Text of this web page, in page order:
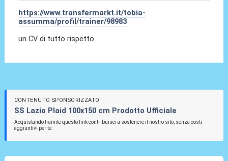
https://www.transfermarkt.it/tobia-
assumma/profil/trainer/98983
un CV di tutto rispetto
CONTENUTO SPONSORIZZATO
SS Lazio Plaid 100x150 cm Prodotto Ufficiale
Acquistando tramite questo link contribuisci a sostenere il nostro sito, senza costi
aggiuntivi per te.